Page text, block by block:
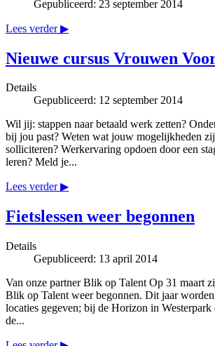
Gepubliceerd: 23 september 2014
Lees verder ▶
Nieuwe cursus Vrouwen
Details
Gepubliceerd: 12 september 2014
Wil jij: stappen naar betaald werk zetten?
bij jou past? Weten wat jouw mogelijkheden
solliciteren? Werkervaring opdoen door een
leren? Meld je...
Lees verder ▶
Fietslessen weer begonnen
Details
Gepubliceerd: 13 april 2014
Van onze partner Blik op Talent Op 31 maart
Blik op Talent weer begonnen. Dit jaar
locaties gegeven; bij de Horizon in
de...